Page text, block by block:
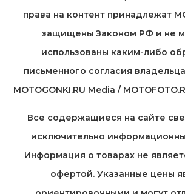
права на контент принадлежат
защищены Законом РФ и не
использованы каким-либо
письменного согласия
MOTOGONKI.RU Media /
Все содержащиеся на cайте
исключительно
Информация о товарах не
офертой. Указанные цены